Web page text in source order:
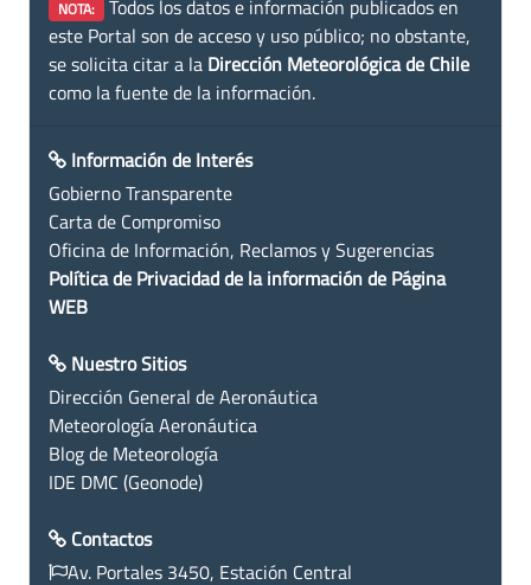
NOTA: Todos los datos e información publicados en
este Portal son de acceso y uso público; no obstante,
se solicita citar a la Dirección Meteorológica de Chile
como la fuente de la información.
Información de Interés
Gobierno Transparente
Carta de Compromiso
Oficina de Información, Reclamos y Sugerencias
Política de Privacidad de la información de Página
WEB
Nuestro Sitios
Dirección General de Aeronáutica
Meteorología Aeronáutica
Blog de Meteorología
IDE DMC (Geonode)
Contactos
Av. Portales 3450, Estación Central